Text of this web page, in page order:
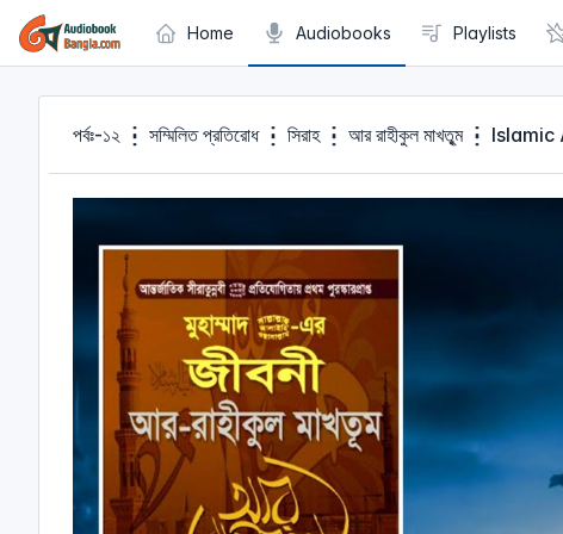
Cookies management panel
Home
Audiobooks Playlists
পর্বঃ-১২ ┇ সম্মিলিত প্রতিরোধ ┇ সিরাহ ┇ আর রাহীকুল মাখতুৃম ┇